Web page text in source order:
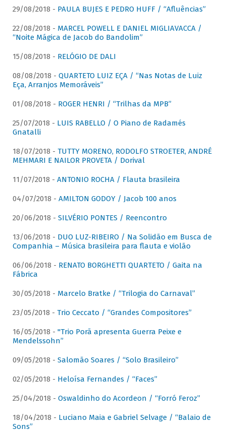
29/08/2018 - PAULA BUJES E PEDRO HUFF / “Afluências”
22/08/2018 - MARCEL POWELL E DANIEL MIGLIAVACCA /
“Noite Mágica de Jacob do Bandolim”
15/08/2018 - RELÓGIO DE DALI
08/08/2018 - QUARTETO LUIZ EÇA / “Nas Notas de Luiz
Eça, Arranjos Memoráveis”
01/08/2018 - ROGER HENRI / “Trilhas da MPB”
25/07/2018 - LUIS RABELLO / O Piano de Radamés
Gnatalli
18/07/2018 - TUTTY MORENO, RODOLFO STROETER, ANDRÉ
MEHMARI E NAILOR PROVETA / Dorival
11/07/2018 - ANTONIO ROCHA / Flauta brasileira
04/07/2018 - AMILTON GODOY / Jacob 100 anos
20/06/2018 - SILVÉRIO PONTES / Reencontro
13/06/2018 - DUO LUZ-RIBEIRO / Na Solidão em Busca de
Companhia – Música brasileira para flauta e violão
06/06/2018 - RENATO BORGHETTI QUARTETO / Gaita na
Fábrica
30/05/2018 - Marcelo Bratke / “Trilogia do Carnaval”
23/05/2018 - Trio Ceccato / “Grandes Compositores”
16/05/2018 - "Trio Porã apresenta Guerra Peixe e
Mendelssohn”
09/05/2018 - Salomão Soares / “Solo Brasileiro”
02/05/2018 - Heloísa Fernandes / “Faces”
25/04/2018 - Oswaldinho do Acordeon / “Forró Feroz”
18/04/2018 - Luciano Maia e Gabriel Selvage / “Balaio de
Sons”